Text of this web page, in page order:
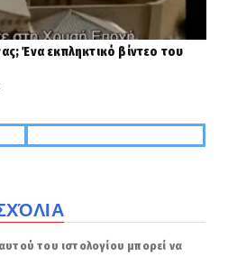
Ένα εκπληκτικό βίντεο του
του ιστολογίου μπορεί να